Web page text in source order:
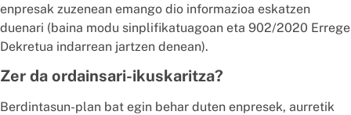
enpresak zuzenean emango dio informazioa eskatzen
duenari (baina modu sinplifikatuagoan eta 902/2020 Errege
Dekretua indarrean jartzen denean).
Zer da ordainsari-ikuskaritza?
Berdintasun-plan bat egin behar duten enpresek, aurretik